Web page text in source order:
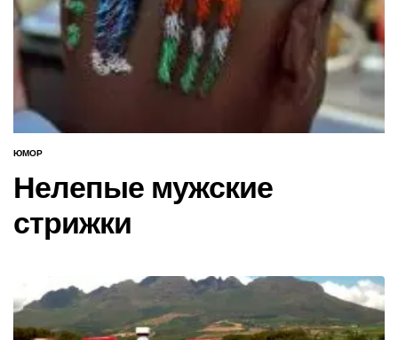
ОПУБЛИКОВАНО
ЮМОР
Нелепые мужские
стрижки